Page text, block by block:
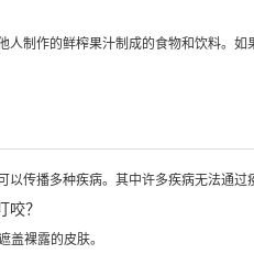
人制作的鲜榨果汁制成的食物和饮料。
以传播多种疾病。其中许多疾病无法通
咬？
盖裸露的皮肤。